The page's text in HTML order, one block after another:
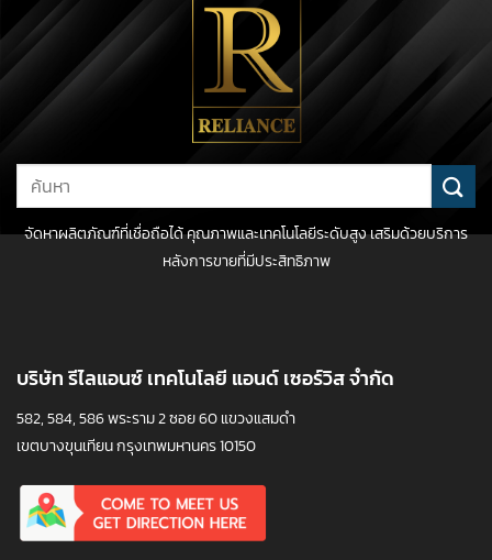
Search
for:
จัดหาผลิตภัณฑ์ที่เชื่อถือได้ คุณภาพและเทคโนโลยีระดับสูง เสริมด้วยบริการ
หลังการขายที่มีประสิทธิภาพ
บริษัท รีไลแอนซ์ เทคโนโลยี แอนด์ เซอร์วิส จำกัด
582, 584, 586 พระราม 2 ซอย 60 แขวงแสมดำ
เขตบางขุนเทียน กรุงเทพมหานคร 10150